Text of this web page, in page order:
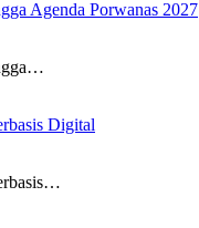
Agenda Porwanas 2027
Digital